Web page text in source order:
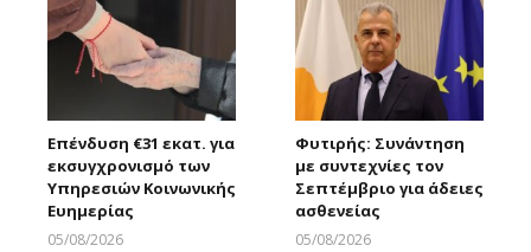
Επένδυση €31 εκατ. για
εκσυγχρονισμό των
Υπηρεσιών Κοινωνικής
Ευημερίας
05/08/2026
Φυτιρής: Συνάντηση
με συντεχνίες τον
Σεπτέμβριο για άδειες
ασθενείας
05/08/2026